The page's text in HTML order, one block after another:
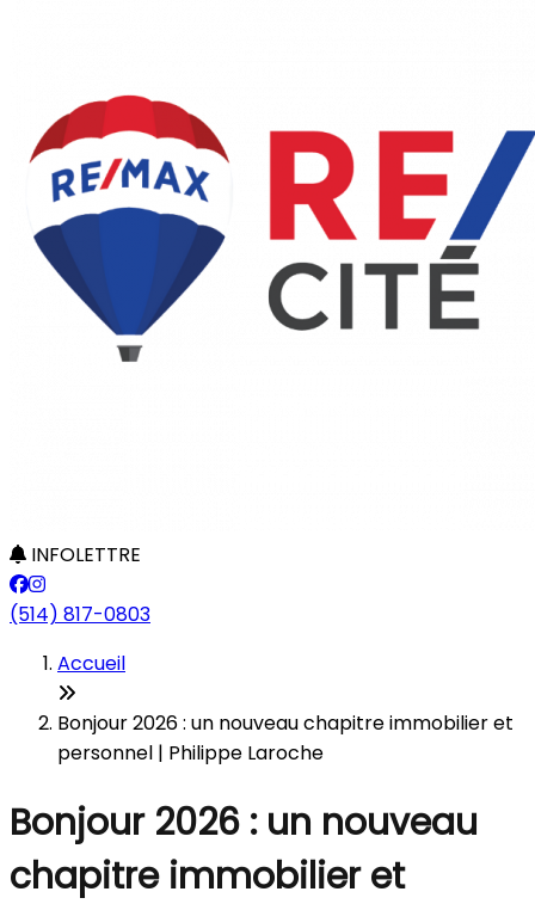
INFOLETTRE
(514) 817-0803
Accueil
Bonjour 2026 : un nouveau chapitre immobilier et
personnel | Philippe Laroche
Bonjour 2026 : un nouveau
chapitre immobilier et